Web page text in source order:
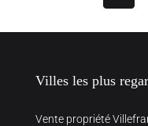
Villes les plus
Vente propriété